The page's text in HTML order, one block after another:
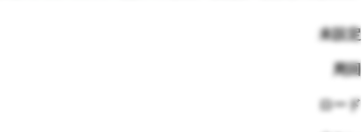
未設定
周回
ロード